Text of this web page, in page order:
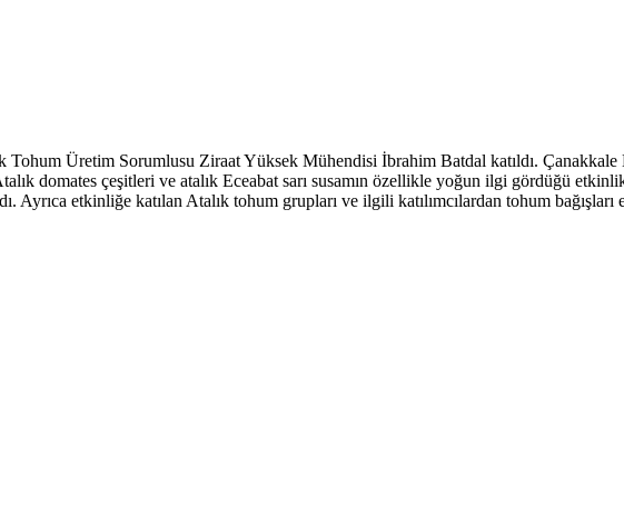
Üretim Sorumlusu Ziraat Yüksek Mühendisi İbrahim Batdal katıldı. Çanakkale
domates çeşitleri ve atalık Eceabat sarı susamın özellikle yoğun ilgi gördüğü
Ayrıca etkinliğe katılan Atalık tohum grupları ve ilgili katılımcılardan tohum bağışları